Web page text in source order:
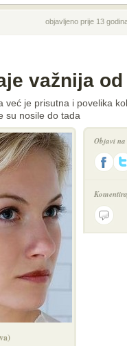
vijest
objavljeno prije 13
važnija
je prisutna i povelika
su nosile do tada
Objavi na